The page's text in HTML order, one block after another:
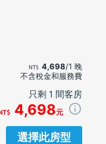
4,698/1 晚
不含稅金和服務費
只剩 1 間客房
4,698元
選擇此房型